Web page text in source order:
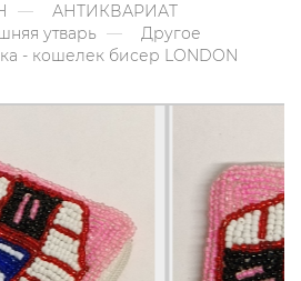
АНТИКВАРИАТ
утварь
Другое
- кошелек бисер LONDON